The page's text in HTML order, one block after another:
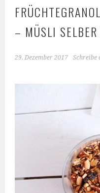
– MÜSLI
29. Dezember 2017 Schreibe